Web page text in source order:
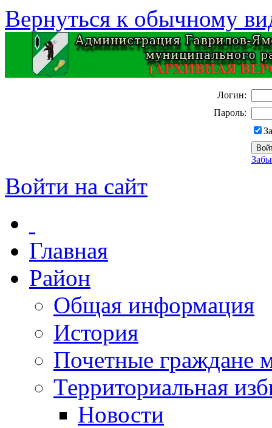
Вернуться к обычному
Логин:
Пароль:
Войти на сайт
Главная
Район
Общая информация
История
Почетные граждане
Территориальная
Новости